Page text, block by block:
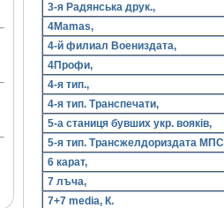
3-я Радянська друк.,
4Mamas,
4-й филиал Воениздата,
4Профи,
4-я тип.,
4-я тип. Транспечати,
5-а станиця бувших укр. вояків,
5-я тип. Трансжелдориздата
6 карат,
7 лъча,
7+7 media, К.